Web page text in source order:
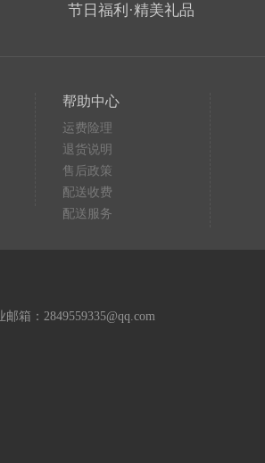
节日福利·精美礼品
帮助中心
运费险理
退货说明
售后政策
配送收费
配送服务
箱：2849559335@qq.com